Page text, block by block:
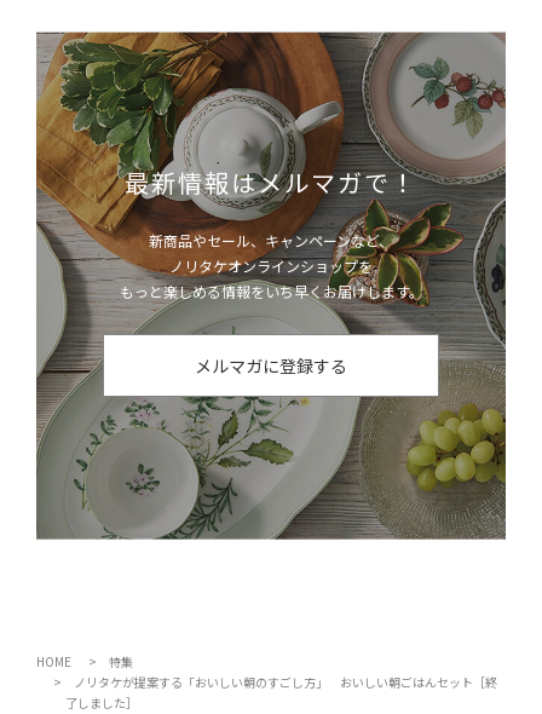
最新情報はメルマガで！
新商品やセール、キャンペーンなど、
ノリタケオンラインショップを
もっと楽しめる情報をいち早くお届けします。
メルマガに登録する
HOME
特集
ノリタケが提案する「おいしい朝のすごし方」 おいしい朝ごはんセット［終
了しました］